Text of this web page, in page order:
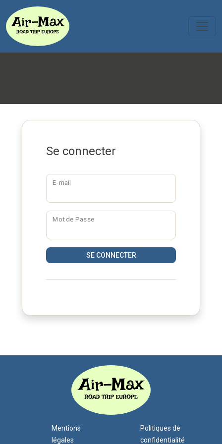
Se connecter
E-mail
Mot de Passe
SE CONNECTER
Mentions
légales
Politiques de
confidentialité